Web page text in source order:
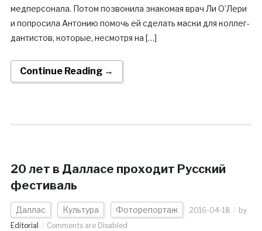
медперсонала. Потом позвонила знакомая врач Ли О’Лери
и попросила Антонию помочь ей сделать маски для коллег-
дантистов, которые, несмотря на […]
Continue Reading →
20 лет в Далласе проходит Русский
фестиваль
Даллас Культура Фоторепортаж 2016-04-18
by
Editorial
Comments are Disabled